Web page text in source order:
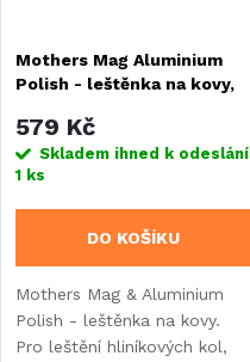
Mothers Mag Aluminium
Polish - leštěnka na kovy,
579 Kč
Skladem ihned k odeslání
1 ks
DO KOŠÍKU
Mothers Mag & Aluminium
Polish - leštěnka na kovy.
Pro leštění hliníkových kol,